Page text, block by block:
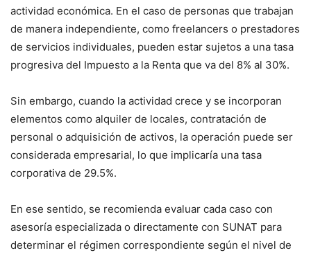
actividad económica. En el caso de personas que trabajan
de manera independiente, como freelancers o prestadores
de servicios individuales, pueden estar sujetos a una tasa
progresiva del Impuesto a la Renta que va del 8% al 30%.
Sin embargo, cuando la actividad crece y se incorporan
elementos como alquiler de locales, contratación de
personal o adquisición de activos, la operación puede ser
considerada empresarial, lo que implicaría una tasa
corporativa de 29.5%.
En ese sentido, se recomienda evaluar cada caso con
asesoría especializada o directamente con SUNAT para
determinar el régimen correspondiente según el nivel de